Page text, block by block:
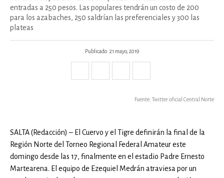
entradas a 250 pesos. Las populares tendrán un costo de 200
para los azabaches, 250 saldrían las preferenciales y 300 las
plateas
Publicado 21 mayo, 2019
Fuente: Twitter oficial Central Norte
SALTA (Redacción) – El Cuervo y el Tigre definirán la final de la
Región Norte del Torneo Regional Federal Amateur este
domingo desde las 17, finalmente en el estadio Padre Ernesto
Martearena. El equipo de Ezequiel Medrán atraviesa por un